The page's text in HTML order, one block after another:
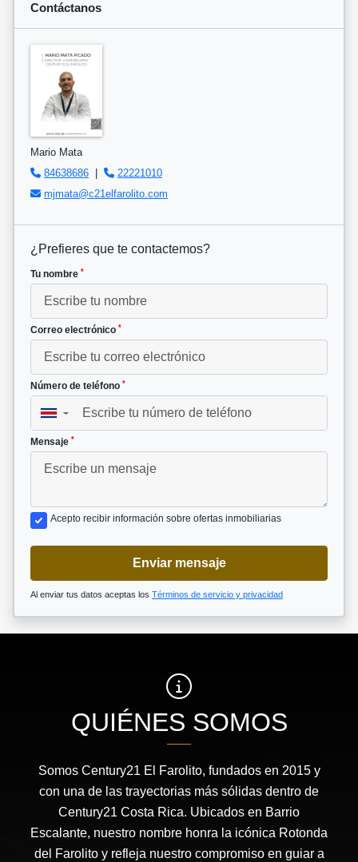
Contáctanos
Mario Mata
84638686
22221010
mjmata@c21elfarolito.com
¿Prefieres que te contactemos?
Tu nombre *
Correo electrónico *
Número de teléfono *
▼
Mensaje *
Acepto recibir información sobre ofertas inmobiliarias
Enviar mensaje
Al enviar tus datos aceptas los Términos de servicio y privacidad
QUIÉNES SOMOS
Somos Century21 El Farolito, fundados en 2015 y
con una de las trayectorias más sólidas dentro de
Century21 Costa Rica. Ubicados en Barrio
Escalante, nuestro nombre honra la icónica Rotonda
del Farolito y refleja nuestro compromiso en guiar a